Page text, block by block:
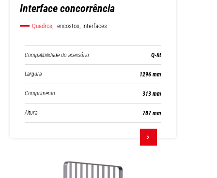
Interface concorrência
Quadros, encostos, interfaces
Compatibilidade do acessório Q-fit
Largura 1296 mm
Comprimento 313 mm
Altura 787 mm